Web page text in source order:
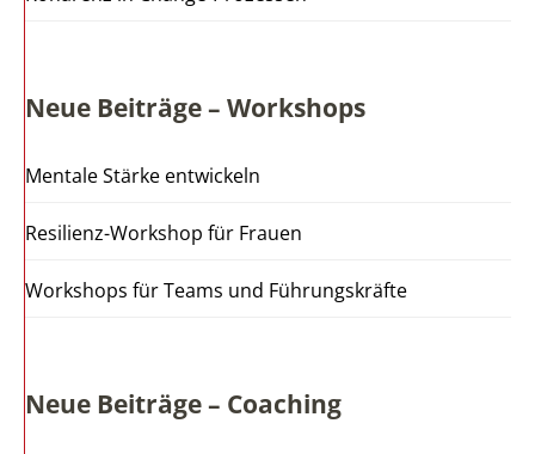
Neue Beiträge – Workshops
Mentale Stärke entwickeln
Resilienz-Workshop für Frauen
Workshops für Teams und Führungskräfte
Neue Beiträge – Coaching